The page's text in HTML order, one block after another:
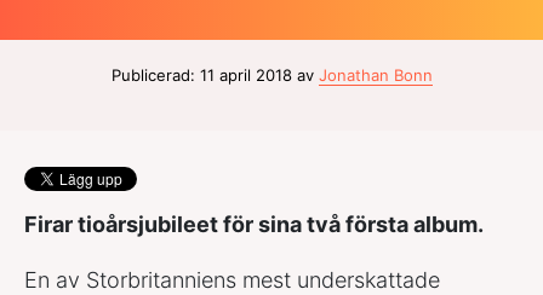
Publicerad: 11 april 2018 av Jonathan Bonn
Firar tioårsjubileet för sina två första album.
En av Storbritanniens mest underskattade